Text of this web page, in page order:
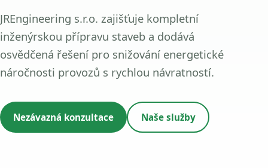
JREngineering s.r.o. zajišťuje kompletní
inženýrskou přípravu staveb a dodává
osvědčená řešení pro snižování energetické
náročnosti provozů s rychlou návratností.
Nezávazná konzultace Naše služby